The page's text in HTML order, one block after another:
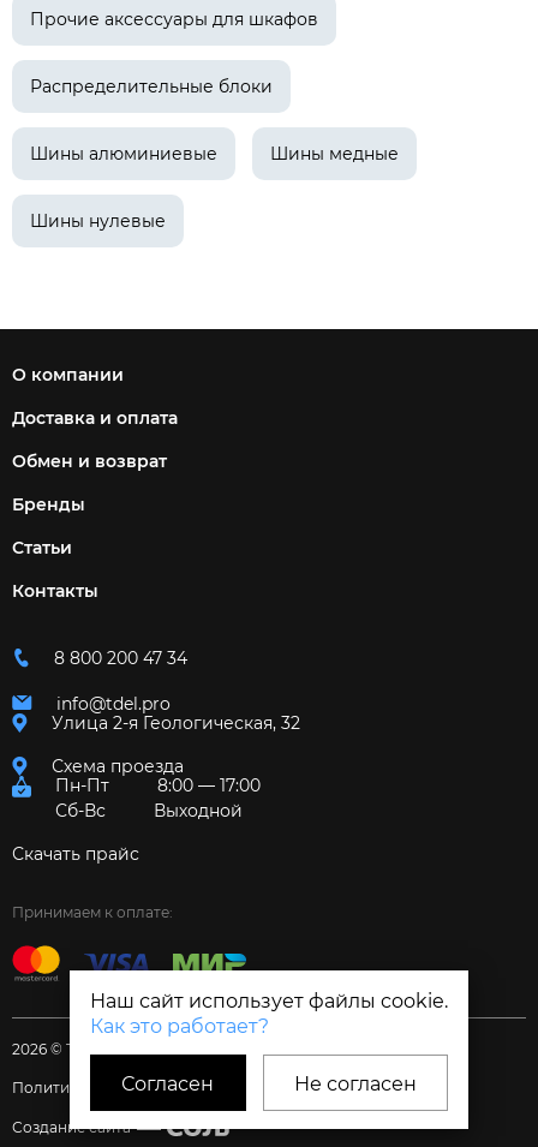
Наш сайт использует файлы cookie.
Как это работает?
Согласен Не согласен
Прочие аксессуары для шкафов
Распределительные блоки
Шины алюминиевые Шины медные
Шины нулевые
О компании
Доставка и оплата
Обмен и возврат
Бренды
Статьи
Контакты
8 800 200 47 34
info@tdel.pro
Улица 2-я Геологическая, 32
Схема проезда
Пн-Пт
8:00 — 17:00
Сб-Вс
Выходной
Скачать прайс
Принимаем к оплате:
2026 © Торговый дом «Электрум»
Политика и Согласия
Создание сайта